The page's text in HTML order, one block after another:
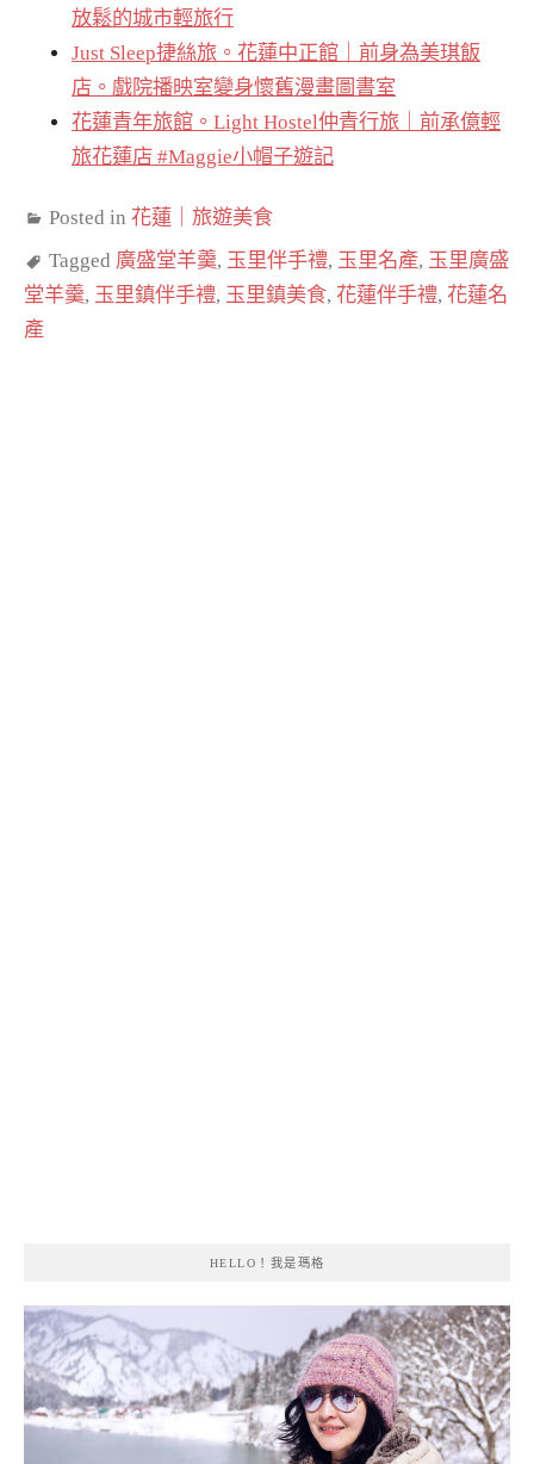
放鬆的城市輕旅行
Just Sleep捷絲旅。花蓮中正館｜前身為美琪飯
店。戲院播映室變身懷舊漫畫圖書室
花蓮青年旅館。Light Hostel仲青行旅｜前承億輕
旅花蓮店 #Maggie小帽子遊記
Posted in 花蓮｜旅遊美食
Tagged 廣盛堂羊羹, 玉里伴手禮, 玉里名產, 玉里廣盛
堂羊羹, 玉里鎮伴手禮, 玉里鎮美食, 花蓮伴手禮, 花蓮名
產
HELLO！我是瑪格